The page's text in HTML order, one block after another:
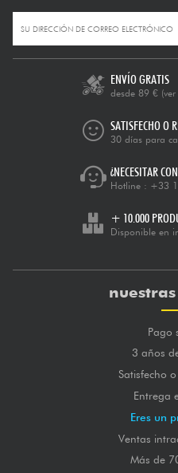
ENVÍO GRATIS
desde 89 €
SATISFECHO O
30 días para
¿NECESITAR
Hotline : +33
+ 10.000
Disponible en
Pago
3 años
Satisfecho
Entrega
Eres un
Ventas
Más de